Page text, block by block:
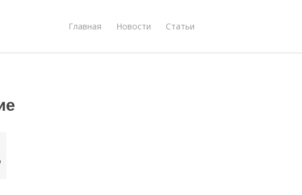
Главная Новости Статьи